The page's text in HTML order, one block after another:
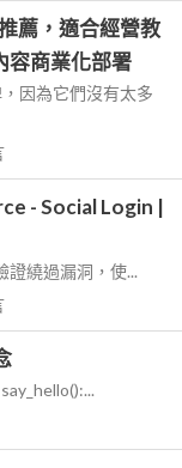
薦，適合經營教
容商業化部署
因為它們沒有太多
- Social Login |
繞過漏洞，使...